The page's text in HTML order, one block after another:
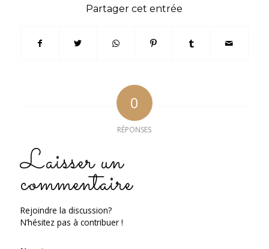
Partager cet entrée
0
RÉPONSES
Laisser un
commentaire
Rejoindre la discussion?
N’hésitez pas à contribuer !